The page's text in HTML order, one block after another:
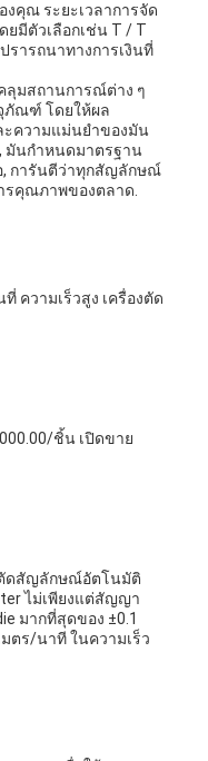
คุณ ระยะเวลาการจัด
ยมีตัวเลือกเช่น T / T
รารถนาทางการเงินที่
ลุมสถานการณ์ต่าง ๆ
ภัณฑ์ โดยให้ผล
ะความแม่นยําของมัน
มันกําหนดมาตรฐาน
, การันตีว่าทุกสัญลักษณ์
รคุณภาพของตลาด.
ความเร็วสูง เครื่องตัด
ชิ้น เปิดขาย
ดสัญลักษณ์อัตโนมัติ
ไม่เพียงแต่สัญญา
มากที่สุดของ ±0.1
มตร/นาที ในความเร็ว